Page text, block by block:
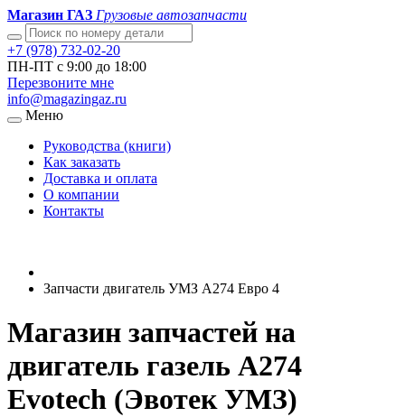
Магазин ГАЗ Грузовые автозапчасти
+7 (978) 732-02-20
ПН-ПТ с 9:00 до 18:00
Перезвоните мне
info@magazingaz.ru
Меню
Руководства (книги)
Как заказать
Доставка и оплата
О компании
Контакты
Запчасти двигатель УМЗ А274 Евро 4
Магазин запчастей на
двигатель газель А274
Evotech (Эвотек УМЗ)